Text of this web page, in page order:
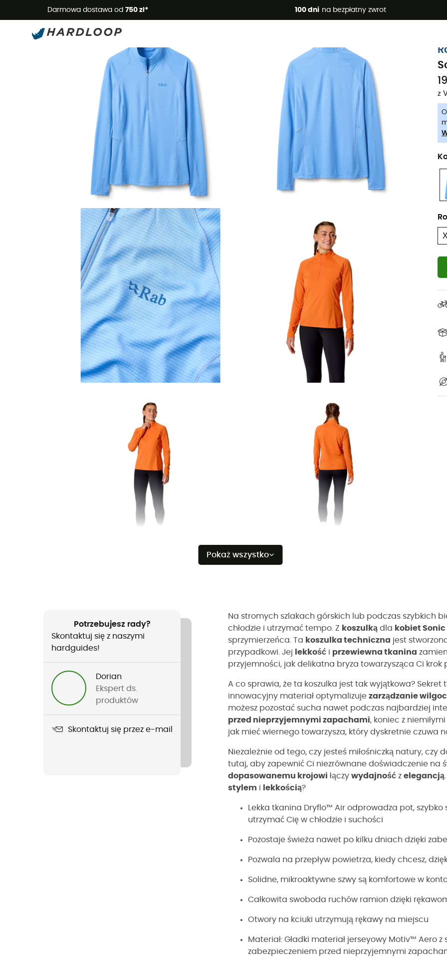
Darmowa dostawa od 750 zł* 100 dni na bezpłatny zwrot
Letnie promocje 🔥 -5% DODATKOWO przy zakupie 2 produktów*, kod
Pokaż wszystko
z
Potrzebujesz rady?
Skontaktuj się z naszymi
hardguides!
Dorian
Ekspert ds.
produktów
Skontaktuj się przez e-mail
Na stromych szlakach górskich lub podczas szybkich
chłodzie i utrzymać tempo. Z koszulką dla kobiet Sonic
sprzymierzeńca. Ta koszulka techniczna jest
przypadkowi. Jej
lekkość i przewiewna tkanina
przyjemności, jak delikatna bryza towarzysząca Ci krok
A co sprawia, że ta koszulka jest tak wyjątkowa? Sekret
innowacyjny materiał optymalizuje zarządzanie
możesz pozostać sucha nawet podczas najbardziej
przed nieprzyjemnymi zapachami, koniec z
jak mieć wiernego towarzysza, który dyskretnie czuwa
Niezależnie od tego, czy jesteś miłośniczką natury, czy
tutaj, aby zapewnić Ci niezrównane doświadczenie na
dopasowanemu krojowi łączy wydajność z elegancją
stylem i lekkością?
Lekka tkanina Dryflo™ Air odprowadza pot,
utrzymać Cię w chłodzie i suchości
Pozostaje świeża nawet po kilku dniach dzięki
Pozwala na przepływ powietrza, kiedy chcesz,
Solidne, mikroaktywne szwy są komfortowe w
Całkowita swoboda ruchów ramion dzięki
Otwory na kciuki utrzymują rękawy na miejscu
Materiał: Gładki materiał jerseyowy Motiv™ Aero
zabezpieczeniem przed nieprzyjemnymi